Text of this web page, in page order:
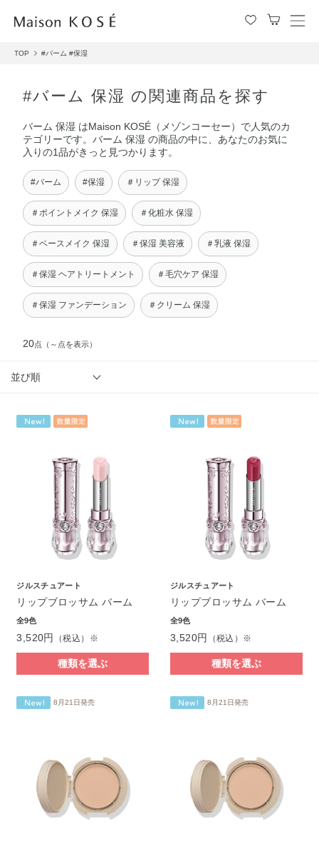
メ
TOP #バーム #保湿
#バーム 保湿 の関連商品を探す
バーム 保湿 はMaison KOSÉ（メゾンコーセー）で人気のカ
テゴリーです。バーム 保湿 の商品の中に、あなたのお気に
入りの1品がきっと見つかります。
#バーム #保湿 ＃リップ 保湿
＃ポイントメイク 保湿 ＃化粧水 保湿
＃ベースメイク 保湿 ＃保湿 美容液 ＃乳液 保湿
＃保湿 ヘアトリートメント ＃毛穴ケア 保湿
＃保湿 ファンデーション ＃クリーム 保湿
20点 （～点を表示）
並び順
ジルスチュアート
リップブロッサム バーム
全9色
3,520円 （税込）※
種類を選ぶ
ジルスチュアート
リップブロッサム バーム
全9色
3,520円 （税込）※
種類を選ぶ
8月21日発売 8月21日発売